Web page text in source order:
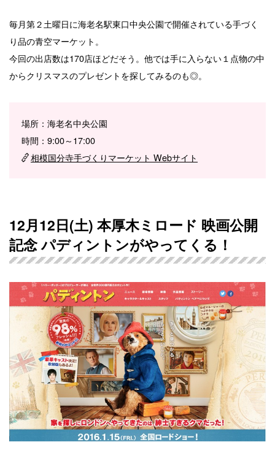
毎月第２土曜日に海老名駅東口中央公園で開催されている手づく
り品の青空マーケット。
今回の出店数は170店ほどだそう。他では手に入らない１点物の中
からクリスマスのプレゼントを探してみるのも◎。
場所：海老名中央公園
時間：9:00～17:00
相模国分寺手づくりマーケット Webサイト
12月12日(土) 本厚木ミロード 映画公開
記念 パディントンがやってくる！